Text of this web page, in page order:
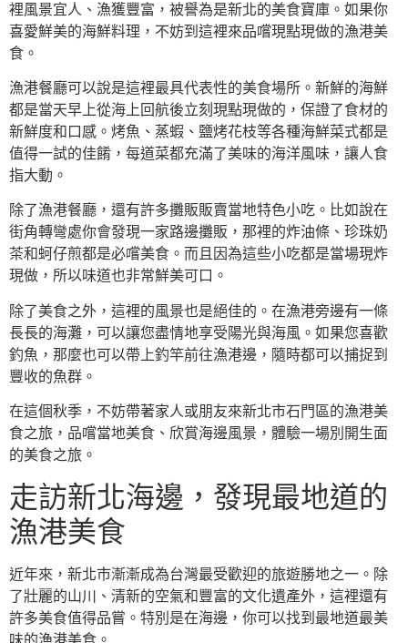
裡風景宜人、漁獲豐富，被譽為是新北的美食寶庫。如果你
喜愛鮮美的海鮮料理，不妨到這裡來品嚐現點現做的漁港美
食。
漁港餐廳可以說是這裡最具代表性的美食場所。新鮮的海鮮
都是當天早上從海上回航後立刻現點現做的，保證了食材的
新鮮度和口感。烤魚、蒸蝦、鹽烤花枝等各種海鮮菜式都是
值得一試的佳餚，每道菜都充滿了美味的海洋風味，讓人食
指大動。
除了漁港餐廳，還有許多攤販販賣當地特色小吃。比如說在
街角轉彎處你會發現一家路邊攤販，那裡的炸油條、珍珠奶
茶和蚵仔煎都是必嚐美食。而且因為這些小吃都是當場現炸
現做，所以味道也非常鮮美可口。
除了美食之外，這裡的風景也是絕佳的。在漁港旁邊有一條
長長的海灘，可以讓您盡情地享受陽光與海風。如果您喜歡
釣魚，那麼也可以帶上釣竿前往漁港邊，隨時都可以捕捉到
豐收的魚群。
在這個秋季，不妨帶著家人或朋友來新北市石門區的漁港美
食之旅，品嚐當地美食、欣賞海邊風景，體驗一場別開生面
的美食之旅。
走訪新北海邊，發現最地道的
漁港美食
近年來，新北市漸漸成為台灣最受歡迎的旅遊勝地之一。除
了壯麗的山川、清新的空氣和豐富的文化遺產外，這裡還有
許多美食值得品嘗。特別是在海邊，你可以找到最地道最美
味的漁港美食。